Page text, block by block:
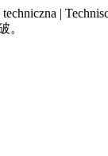
|
。